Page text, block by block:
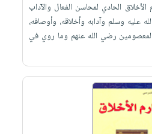
الحادي لمحاسن الفعال والآداب
وسلم وآدابه وأخلاقه، وأوصافه،
المعصومين رضي الله عنهم وما روي في